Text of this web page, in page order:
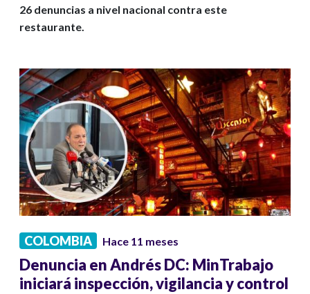
26 denuncias a nivel nacional contra este
restaurante.
COLOMBIA Hace 11 meses
Denuncia en Andrés DC: MinTrabajo
iniciará inspección, vigilancia y control